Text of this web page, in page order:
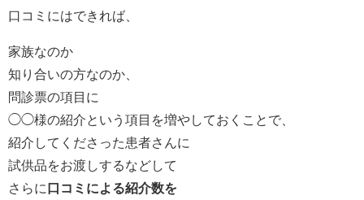
口コミにはできれば、
家族なのか
知り合いの方なのか、
問診票の項目に
◯◯様の紹介という項目を増やしておくことで、
紹介してくださった患者さんに
試供品をお渡しするなどして
さらに 口コミによる紹介数を